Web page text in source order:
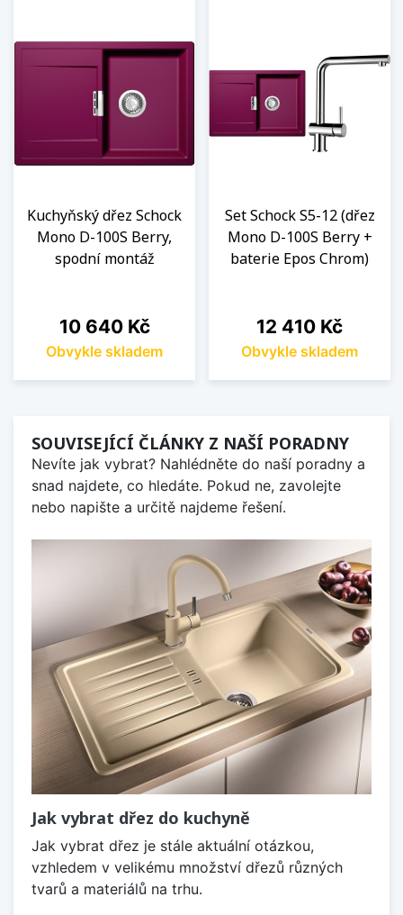
Kuchyňský dřez Schock
Mono D-100S Berry,
spodní montáž
Cena
10 640 Kč
Obvykle skladem
Set Schock S5-12 (dřez
Mono D-100S Berry +
baterie Epos Chrom)
Cena
12 410 Kč
Obvykle skladem
SOUVISEJÍCÍ ČLÁNKY Z NAŠÍ PORADNY
Nevíte jak vybrat? Nahlédněte do naší poradny a
snad najdete, co hledáte. Pokud ne, zavolejte
nebo napište a určitě najdeme řešení.
Jak vybrat dřez do kuchyně
Jak vybrat dřez je stále aktuální otázkou,
vzhledem v velikému množství dřezů různých
tvarů a materiálů na trhu.